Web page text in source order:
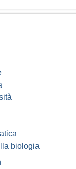
biologia